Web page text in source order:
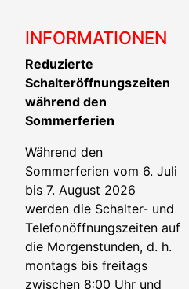
INFORMATIONEN
Reduzierte
Schalteröffnungszeiten
während den
Sommerferien
Während den
Sommerferien vom 6. Juli
bis 7. August 2026
werden die Schalter- und
Telefonöffnungszeiten auf
die Morgenstunden, d. h.
montags bis freitags
zwischen 8:00 Uhr und